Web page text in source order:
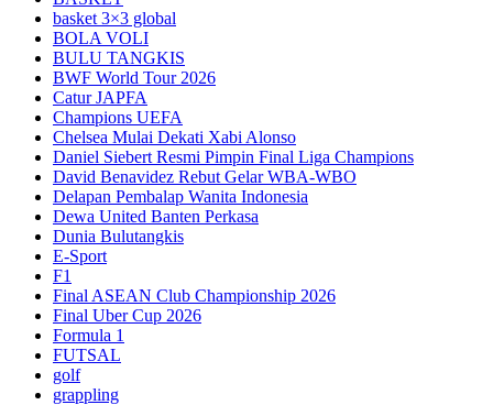
basket 3×3 global
BOLA VOLI
BULU TANGKIS
BWF World Tour 2026
Catur JAPFA
Champions UEFA
Chelsea Mulai Dekati Xabi Alonso
Daniel Siebert Resmi Pimpin Final Liga Champions
David Benavidez Rebut Gelar WBA-WBO
Delapan Pembalap Wanita Indonesia
Dewa United Banten Perkasa
Dunia Bulutangkis
E-Sport
F1
Final ASEAN Club Championship 2026
Final Uber Cup 2026
Formula 1
FUTSAL
golf
grappling